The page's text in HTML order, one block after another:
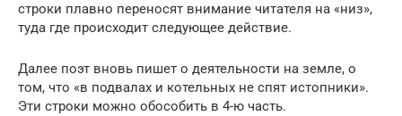
строки плавно переносят внимание читателя на «низ»,
туда где происходит следующее действие.
Далее поэт вновь пишет о деятельности на земле, о
том, что «в подвалах и котельных не спят истопники».
Эти строки можно обособить в 4-ю часть.